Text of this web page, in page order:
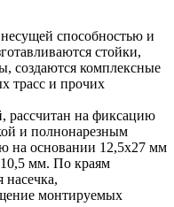
способностью и
стойки,
создаются комплексные
трасс и прочих
рассчитан на фиксацию
и полнонарезным
на основании 12,5х27 мм
мм. По краям
насечка,
монтируемых